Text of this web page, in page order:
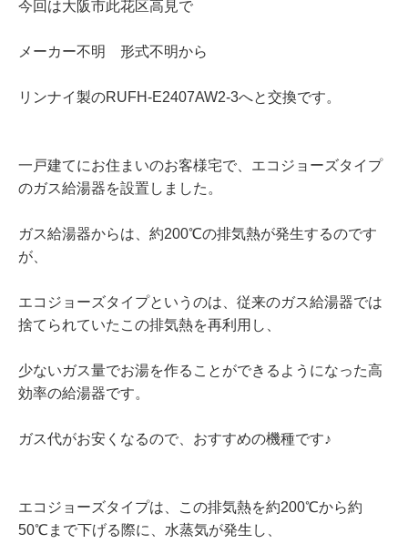
今回は大阪市此花区高見で
メーカー不明 形式不明から
リンナイ製のRUFH-E2407AW2-3へと交換です。
一戸建てにお住まいのお客様宅で、エコジョーズタイプ
のガス給湯器を設置しました。
ガス給湯器からは、約200℃の排気熱が発生するのです
が、
エコジョーズタイプというのは、従来のガス給湯器では
捨てられていたこの排気熱を再利用し、
少ないガス量でお湯を作ることができるようになった高
効率の給湯器です。
ガス代がお安くなるので、おすすめの機種です♪
エコジョーズタイプは、この排気熱を約200℃から約
50℃まで下げる際に、水蒸気が発生し、